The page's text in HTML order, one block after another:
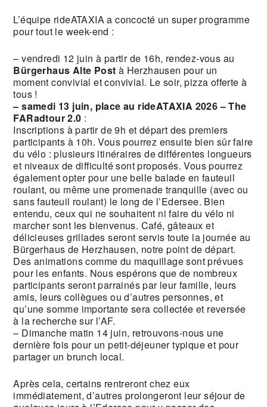
L’équipe rideATAXIA a concocté un super programme
pour tout le week-end :
– vendredi 12 juin à partir de 16h, rendez-vous au
Bürgerhaus Alte Post à Herzhausen pour un
moment convivial et convivial. Le soir, pizza offerte à
tous !
– samedi 13 juin, place au rideATAXIA 2026 – The
FARadtour 2.0 :
Inscriptions à partir de 9h et départ des premiers
participants à 10h. Vous pourrez ensuite bien sûr faire
du vélo : plusieurs itinéraires de différentes longueurs
et niveaux de difficulté sont proposés. Vous pourrez
également opter pour une belle balade en fauteuil
roulant, ou même une promenade tranquille (avec ou
sans fauteuil roulant) le long de l’Edersee. Bien
entendu, ceux qui ne souhaitent ni faire du vélo ni
marcher sont les bienvenus. Café, gâteaux et
délicieuses grillades seront servis toute la journée au
Bürgerhaus de Herzhausen, notre point de départ.
Des animations comme du maquillage sont prévues
pour les enfants. Nous espérons que de nombreux
participants seront parrainés par leur famille, leurs
amis, leurs collègues ou d’autres personnes, et
qu’une somme importante sera collectée et reversée
à la recherche sur l’AF.
– Dimanche matin 14 juin, retrouvons-nous une
dernière fois pour un petit-déjeuner typique et pour
partager un brunch local.
Après cela, certains rentreront chez eux
immédiatement, d’autres prolongeront leur séjour de